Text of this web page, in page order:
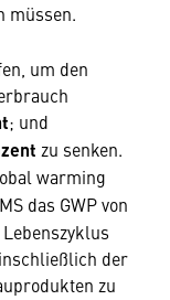
müssen.
um den
; und
zu senken.
warming
das GWP von
der
zu